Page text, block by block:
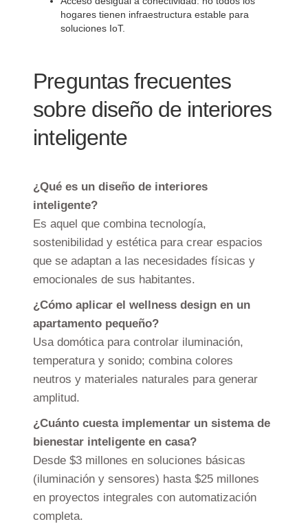
hogares tienen infraestructura estable para
soluciones IoT.
Preguntas frecuentes
sobre diseño de interiores
inteligente
¿Qué es un diseño de interiores
inteligente?
Es aquel que combina tecnología,
sostenibilidad y estética para crear espacios
que se adaptan a las necesidades físicas y
emocionales de sus habitantes.
¿Cómo aplicar el wellness design en un
apartamento pequeño?
Usa domótica para controlar iluminación,
temperatura y sonido; combina colores
neutros y materiales naturales para generar
amplitud.
¿Cuánto cuesta implementar un sistema de
bienestar inteligente en casa?
Desde $3 millones en soluciones básicas
(iluminación y sensores) hasta $25 millones
en proyectos integrales con automatización
completa.